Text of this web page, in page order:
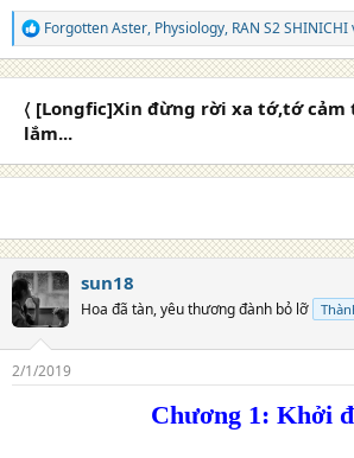
R
e
a
n
Forgotten Aster, Physiology, RAN S2 SHINICHI
〈 [Longfic]Xin đừng rời xa tớ,tớ cảm
lắm...
sun18
Hoa đã tàn, yêu thương đành bỏ lỡ
2/1/2019
Chương 1: Khởi